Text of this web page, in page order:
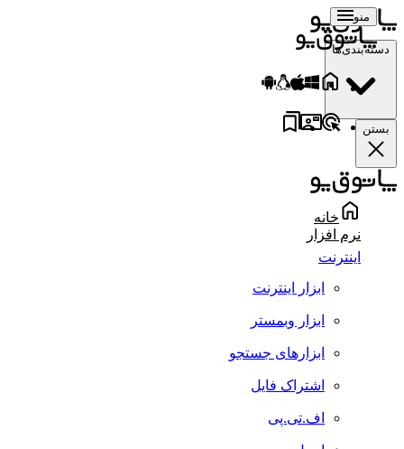
منو
دسته‌بندی‌ها
بستن
خانه
نرم افزار
اینترنت
ابزار اینترنت
ابزار وبمستر
ابزارهای جستجو
اشتراک فایل
اف.تی.پی